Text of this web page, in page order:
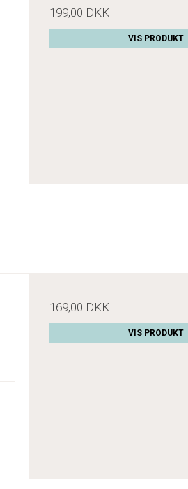
199,00 DKK
VIS PRODUKT
169,00 DKK
VIS PRODUKT